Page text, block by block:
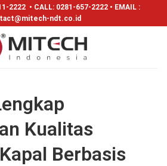
2222 • CALL: 0281-657-2222 • EMAIL :
ndt.co.id
Kualitas
Berbasis